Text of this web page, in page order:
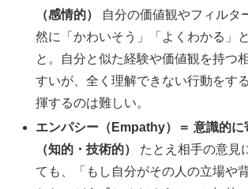
（感情的）
自分の価値観やフィルタ
然に「かわいそう」「よくわかる」
と。自分と似た経験や価値観を持つ
すいが、全く理解できない行動をす
揮するのは難しい。
エンパシー（Empathy）＝ 意識的に
（知的・技術的）
たとえ相手の意見
ても、「もし自分がその人の立場や